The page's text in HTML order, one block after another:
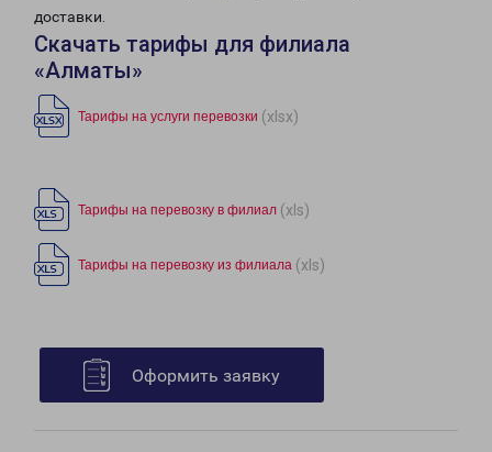
доставки.
Скачать тарифы для филиала
«Алматы»
Тарифы на услуги перевозки (xlsx)
Тарифы на перевозку в филиал (xls)
Тарифы на перевозку из филиала (xls)
Оформить заявку